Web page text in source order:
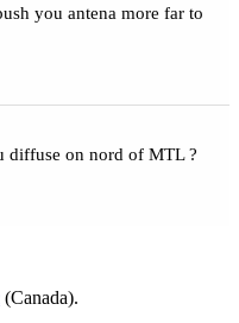
you antena more far to
diffuse on nord of MTL ?
(Canada).